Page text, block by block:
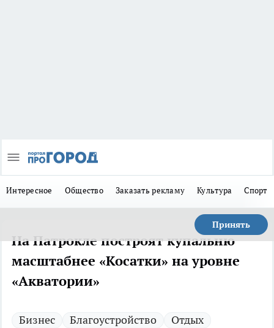
Интересное Общество Заказать рекламу Культура Спорт
Принять
На Патрокле построят купальню
масштабнее «Косатки» на уровне
«Акватории»
Бизнес Благоустройство
Отдых